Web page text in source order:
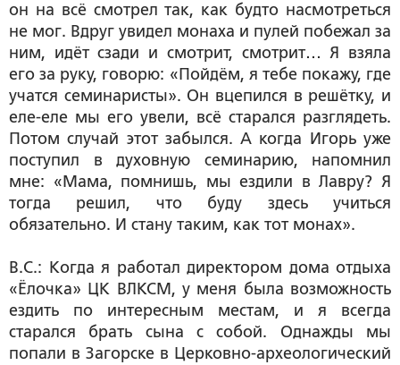
он на всё смотрел так, как будто насмотреться
не мог. Вдруг увидел монаха и пулей побежал за
ним, идёт сзади и смотрит, смотрит… Я взяла
его за руку, говорю: «Пойдём, я тебе покажу, где
учатся семинаристы». Он вцепился в решётку, и
еле-еле мы его увели, всё старался разглядеть.
Потом случай этот забылся. А когда Игорь уже
поступил в духовную семинарию, напомнил
мне: «Мама, помнишь, мы ездили в Лавру? Я
тогда решил, что буду здесь учиться
обязательно. И стану таким, как тот монах».
В.С.: Когда я работал директором дома отдыха
«Ёлочка» ЦК ВЛКСМ, у меня была возможность
ездить по интересным местам, и я всегда
старался брать сына с собой. Однажды мы
попали в Загорске в Церковно-археологический